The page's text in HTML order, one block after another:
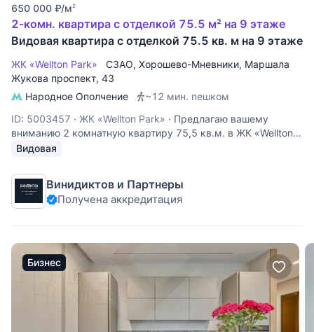
650 000 ₽/м2
2-комн. квартира с отделкой 75.5 м² на 9 этаже
Видовая квартира с отделкой 75.5 кв. м на 9 этаже
ЖК «Wellton Park» СЗАО, Хорошево-Мневники, Маршала
Жукова проспект, 43
Народное Ополчение
~12 мин. пешком
ID: 5003457 · ЖК «Wellton Park» · Предлагаю вашему
вниманию 2 комнатную квартиру 75,5 кв.м. в ЖК «Wellton
park (Веллтон парк)» ПРЕИМУЩЕСТВА: Дизайнерский
виды. О КВАРТИРЕ: Качественные и натуральные
материалы. Высота
Видовая
Винидиктов и Партнеры
Получена аккредитация
Бизнес